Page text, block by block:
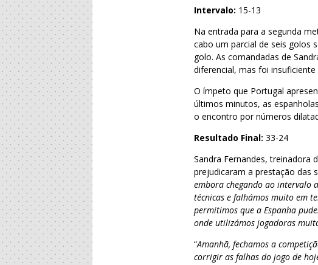
Intervalo: 15-13
Na entrada para a segunda
cabo um parcial de seis golos
golo. As comandadas de
diferencial, mas foi
O ímpeto que Portugal
últimos minutos, as
o encontro por números
Resultado Final: 33-24
Sandra Fernandes, treinadora
prejudicaram a prestação das
embora chegando ao intervalo
técnicas e falhámos muito em
permitimos que a Espanha
onde utilizámos jogadoras
“Amanhã, fechamos a
corrigir as falhas do jogo de